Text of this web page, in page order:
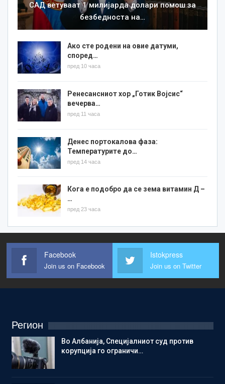
САД ветуваат 1 милијарда долари помош за
безбедноста на…
Ако сте родени на овие датуми,
според…
пред 10 часа
Ренесансниот хор „Готик Војсис“
вечерва…
пред 11 часа
Денес портокалова фаза:
Температурите до…
пред 14 часа
Кога е подобро да се зема витамин Д –
…
пред 23 часа
Facebook
Join us on Facebook
Istokpress
Join us on Twitter
Регион
Во Албанија, Специјалниот суд против
корупција го ограничи…